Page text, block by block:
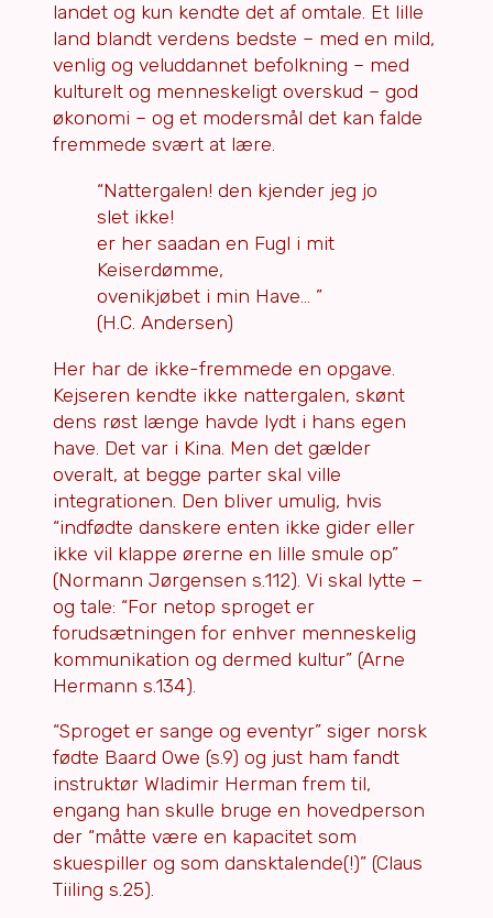
landet og kun kendte det af omtale. Et lille
land blandt verdens bedste – med en mild,
venlig og veluddannet befolkning – med
kulturelt og menneskeligt overskud – god
økonomi – og et modersmål det kan falde
fremmede svært at lære.
“Nattergalen! den kjender jeg jo
slet ikke!
er her saadan en Fugl i mit
Keiserdømme,
ovenikjøbet i min Have… ”
(H.C. Andersen)
Her har de ikke-fremmede en opgave.
Kejseren kendte ikke nattergalen, skønt
dens røst længe havde lydt i hans egen
have. Det var i Kina. Men det gælder
overalt, at begge parter skal ville
integrationen. Den bliver umulig, hvis
“indfødte danskere enten ikke gider eller
ikke vil klappe ørerne en lille smule op”
(Normann Jørgensen s.112). Vi skal lytte –
og tale: “For netop sproget er
forudsætningen for enhver menneskelig
kommunikation og dermed kultur” (Arne
Hermann s.134).
“Sproget er sange og eventyr” siger norsk
fødte Baard Owe (s.9) og just ham fandt
instruktør Wladimir Herman frem til,
engang han skulle bruge en hovedperson
der “måtte være en kapacitet som
skuespiller og som dansktalende(!)” (Claus
Tiiling s.25).